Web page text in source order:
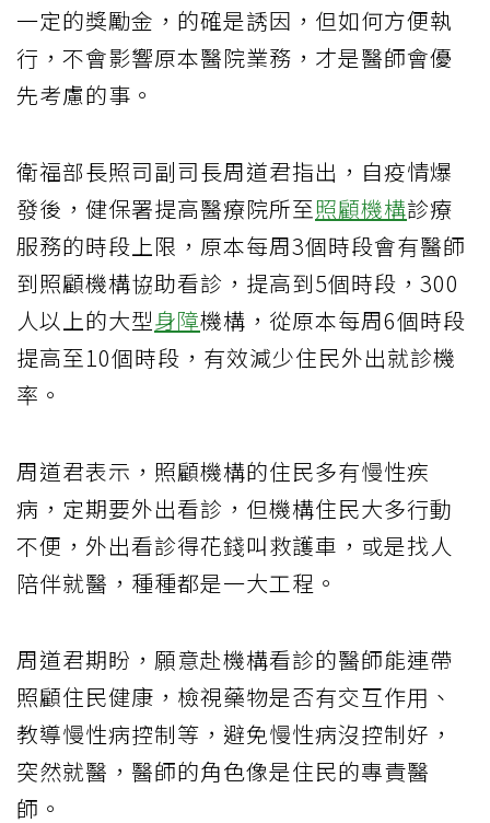
一定的獎勵金，的確是誘因，但如何方便執
行，不會影響原本醫院業務，才是醫師會優
先考慮的事。
衛福部長照司副司長周道君指出，自疫情爆
發後，健保署提高醫療院所至照顧機構診療
服務的時段上限，原本每周3個時段會有醫師
到照顧機構協助看診，提高到5個時段，300
人以上的大型身障機構，從原本每周6個時段
提高至10個時段，有效減少住民外出就診機
率。
周道君表示，照顧機構的住民多有慢性疾
病，定期要外出看診，但機構住民大多行動
不便，外出看診得花錢叫救護車，或是找人
陪伴就醫，種種都是一大工程。
周道君期盼，願意赴機構看診的醫師能連帶
照顧住民健康，檢視藥物是否有交互作用、
教導慢性病控制等，避免慢性病沒控制好，
突然就醫，醫師的角色像是住民的專責醫
師。